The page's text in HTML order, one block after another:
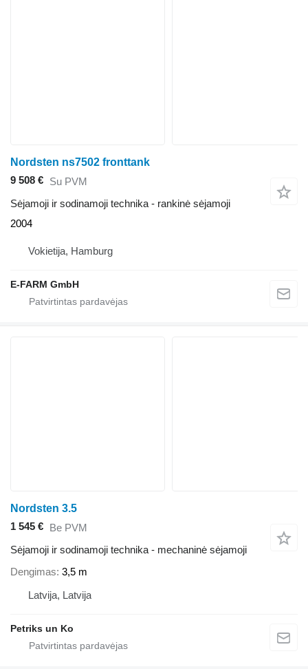
Nordsten ns7502 fronttank
9 508 € Su PVM
Sėjamoji ir sodinamoji technika - rankinė sėjamoji
2004
Vokietija, Hamburg
E-FARM GmbH
Nordsten 3.5
1 545 € Be PVM
Sėjamoji ir sodinamoji technika - mechaninė sėjamoji
Dengimas 3,5 m
Latvija, Latvija
Petriks un Ko